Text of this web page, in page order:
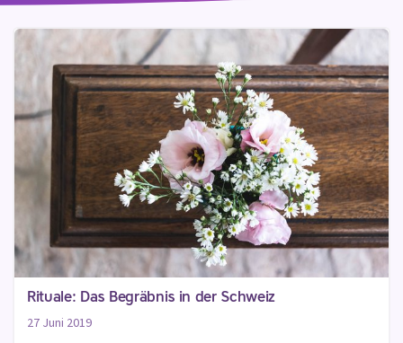
Vorlagen & Assistenten
LOGIN
MEIN KONTO ERSTELLEN
Rituale: Das Begräbnis in der Schweiz
27 Juni 2019